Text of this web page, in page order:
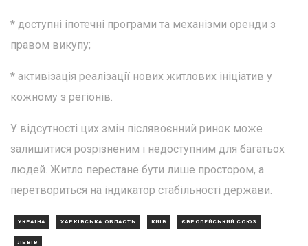
* доступні іпотечні програми та механізми оренди з
правом викупу;
* активізація реалізації нових житлових ініціатив у
кожному з регіонів.
У відсутності цих змін післявоєнний ринок може
залишитися розрізненим і недоступним для багатьох
людей. Житло перестане бути лише простором, а
перетвориться на індикатор стабільності держави.
УКРАЇНА ХАРКІВСЬКА ОБЛАСТЬ КИЇВ ЄВРОПЕЙСЬКИЙ СОЮЗ
ЛЬВІВ